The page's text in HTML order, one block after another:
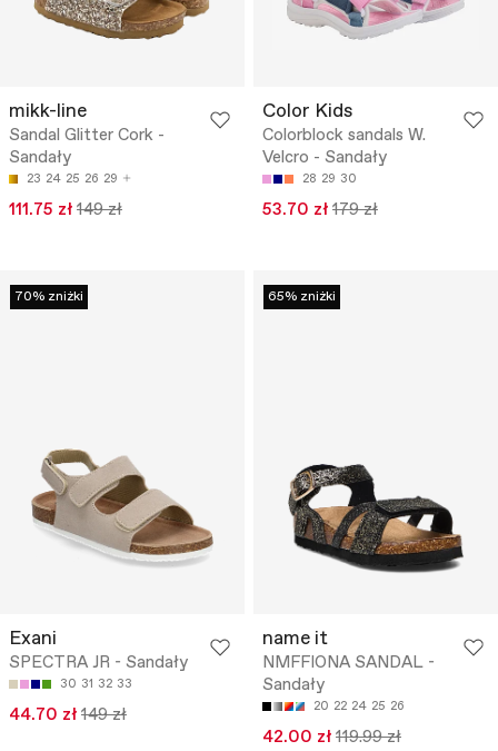
mikk-line
Sandal Glitter Cork -
Sandały
23 24 25 26 29
111.75 zł 149 zł
Color Kids
Colorblock sandals W.
Velcro - Sandały
28 29 30
53.70 zł 179 zł
70% zniżki
Exani
SPECTRA JR - Sandały
30 31 32 33
44.70 zł 149 zł
65% zniżki
name it
NMFFIONA SANDAL -
Sandały
20 22 24 25 26
42.00 zł 119.99 zł